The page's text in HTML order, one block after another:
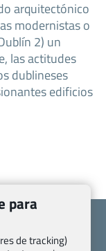
arquitectónico
modernistas o
2) un
las actitudes
dublineses
edificios
para
de tracking)